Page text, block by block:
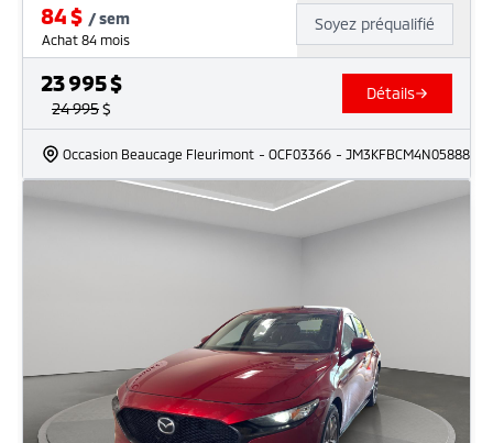
84$ /sem
Achat 84 mois
Soyez préqualifié
23 995$
24 995$
Détails
Occasion Beaucage Fleurimont - OCF03366 - JM3KFBCM4N0588811